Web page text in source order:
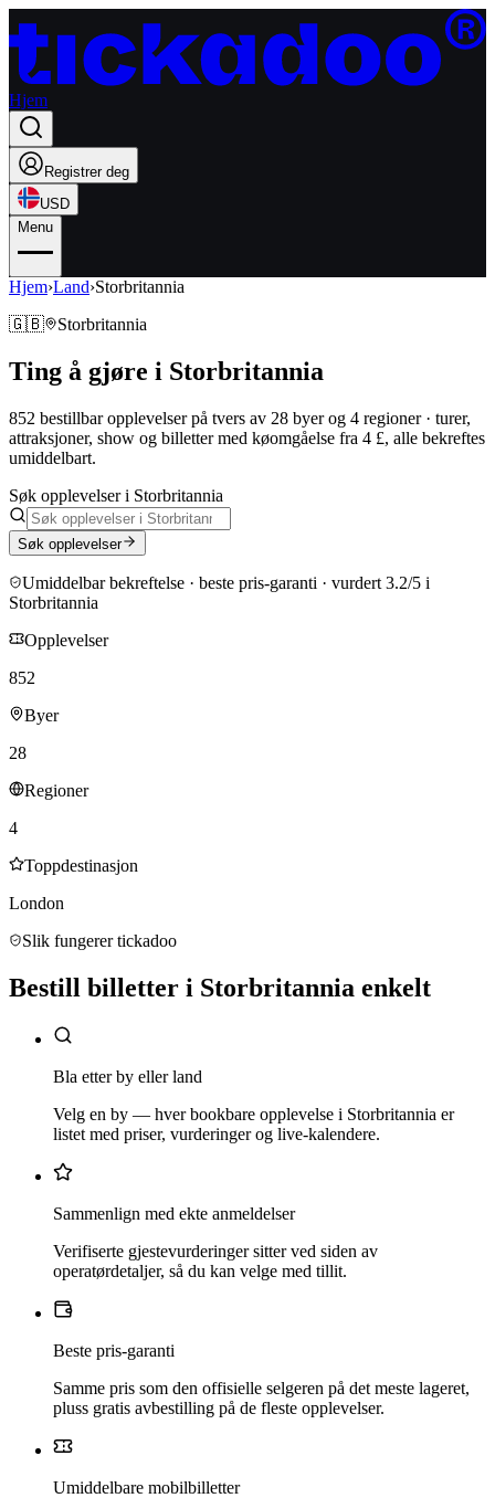
Hjem
Registrer deg
USD
Menu
Hjem›Land›Storbritannia
🇬🇧
Storbritannia
Ting å gjøre i Storbritannia
852 bestillbar opplevelser på tvers av 28 byerog 4 regioner · turer,
attraksjoner, show og billetter med køomgåelse fra 4 £, alle bekreftes
umiddelbart.
Søk opplevelser i Storbritannia
Søk opplevelser
Umiddelbar bekreftelse · beste pris-garanti · vurdert 3.2/5 i
Storbritannia
Opplevelser
852
Byer
28
Regioner
4
Toppdestinasjon
London
Slik fungerer tickadoo
Bestill billetter i Storbritannia enkelt
Bla etter by eller land
Velg en by — hver bookbare opplevelse i Storbritannia er
listet med priser, vurderinger og live-kalendere.
Sammenlign med ekte anmeldelser
Verifiserte gjestevurderinger sitter ved siden av
operatørdetaljer, så du kan velge med tillit.
Beste pris-garanti
Samme pris som den offisielle selgeren på det meste lageret,
pluss gratis avbestilling på de fleste opplevelser.
Umiddelbare mobilbilletter